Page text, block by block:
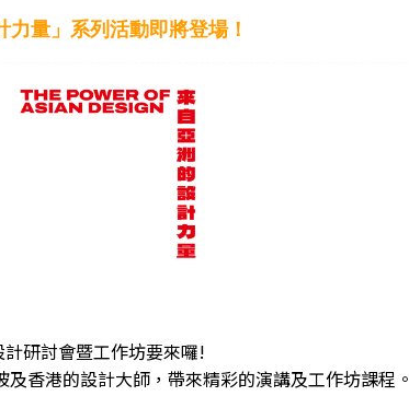
量」系列活動即將登場！
研討會暨工作坊要來囉!
香港的設計大師，帶來精彩的演講及工作坊課程。